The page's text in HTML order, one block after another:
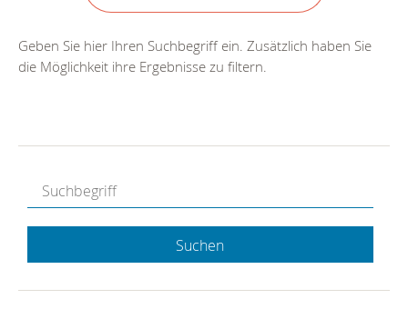
Geben Sie hier Ihren Suchbegriff ein. Zusätzlich haben Sie
die Möglichkeit ihre Ergebnisse zu filtern.
Suchen